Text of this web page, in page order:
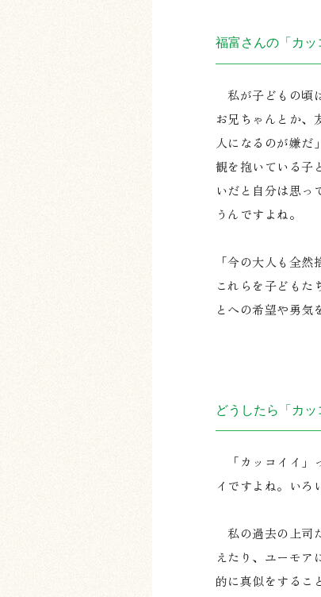
福富さんの「カッ
私が子どもの頃
お兄ちゃんとか、
人になるのが嫌だ
観を抱いている子
いだと自分は思っ
うんですよね。
「今の大人も全
これらを子どもた
とへの希望や勇気
どうしたら「カ
「カッコイイ」
イですよね。いろ
私の過去の上司
えたり、ユーモア
的に真似をするこ